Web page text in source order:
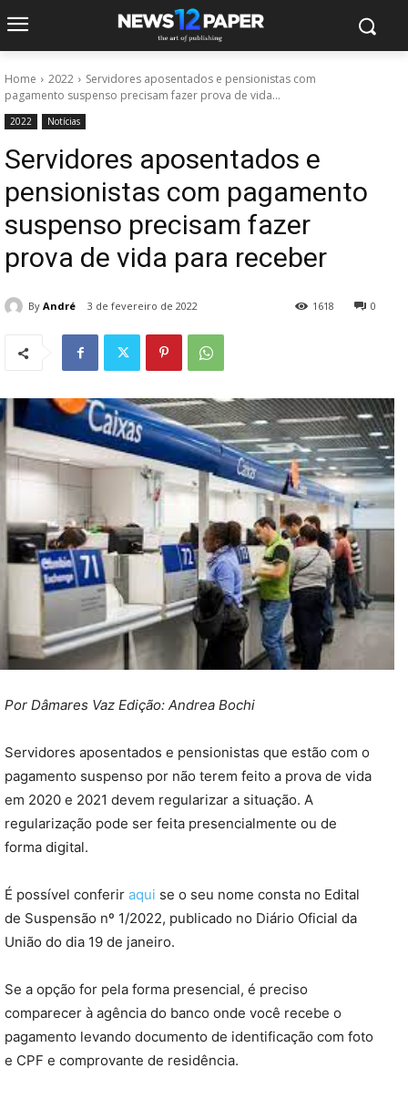
Home 2022
Servidores aposentados e pensionistas com
pagamento suspenso precisam fazer prova de vida...
2022 Notícias
Servidores aposentados e
pensionistas com pagamento
suspenso precisam fazer
prova de vida para receber
By André 3 de fevereiro de 2022 0
1618
Por Dâmares Vaz Edição: Andrea Bochi
Servidores aposentados e pensionistas que estão com o
pagamento suspenso por não terem feito a prova de vida
em 2020 e 2021 devem regularizar a situação. A
regularização pode ser feita presencialmente ou de
forma digital.
É possível conferir aqui se o seu nome consta no Edital
de Suspensão nº 1/2022, publicado no Diário Oficial da
União do dia 19 de janeiro.
Se a opção for pela forma presencial, é preciso
comparecer à agência do banco onde você recebe o
pagamento levando documento de identificação com foto
e CPF e comprovante de residência.